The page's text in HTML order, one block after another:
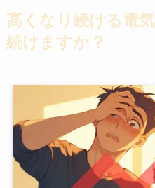
高くなり続ける電
続けますか？